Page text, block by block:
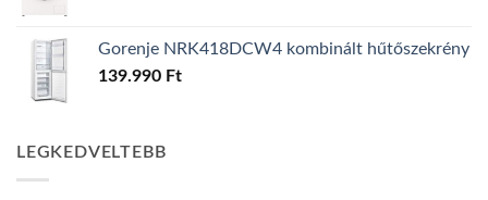
Gorenje NRK418DCW4 kombinált hűtőszekrény
139.990 Ft
LEGKEDVELTEBB